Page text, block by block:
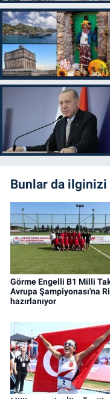
Bunlar da
Görme Engelli B1 Milli
Avrupa Şampiyonası'na
hazırlanıyor